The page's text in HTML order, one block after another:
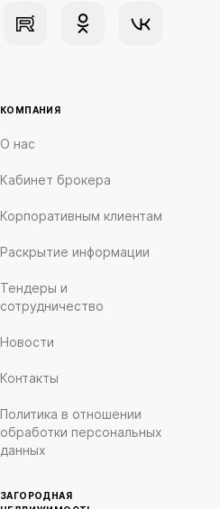
КОМПАНИЯ
О нас
Кабинет брокера
Корпоративным клиентам
Раскрытие информации
Тендеры и
сотрудничество
Новости
Контакты
Политика в отношении
обработки персональных
данных
ЗАГОРОДНАЯ